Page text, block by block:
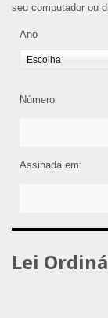
seu computador ou
Ano
Número
Assinada em:
Lei